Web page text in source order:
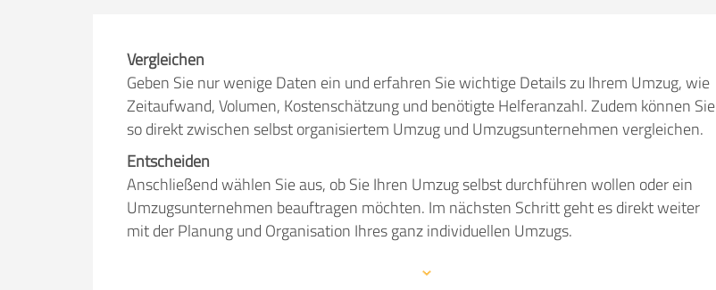
Vergleichen
Geben Sie nur wenige Daten ein und erfahren Sie wichtige Details zu Ihrem Umzug, wie
Zeitaufwand, Volumen, Kostenschätzung und benötigte Helferanzahl. Zudem können Sie
so direkt zwischen selbst organisiertem Umzug und Umzugsunternehmen vergleichen.
Entscheiden
Anschließend wählen Sie aus, ob Sie Ihren Umzug selbst durchführen wollen oder ein
Umzugsunternehmen beauftragen möchten. Im nächsten Schritt geht es direkt weiter
mit der Planung und Organisation Ihres ganz individuellen Umzugs.